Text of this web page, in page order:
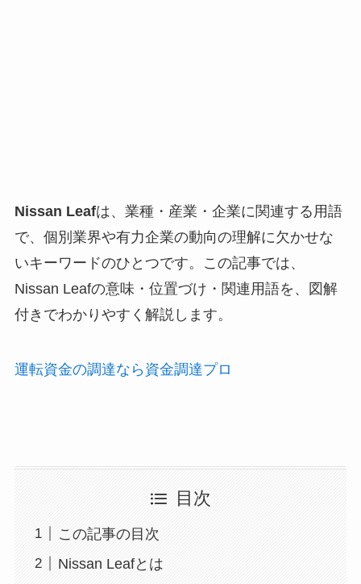
Nissan Leafは、業種・産業・企業に関連する用語
で、個別業界や有力企業の動向の理解に欠かせな
いキーワードのひとつです。この記事では、
Nissan Leafの意味・位置づけ・関連用語を、図解
付きでわかりやすく解説します。
運転資金の調達なら資金調達プロ
目次
この記事の目次
Nissan Leafとは